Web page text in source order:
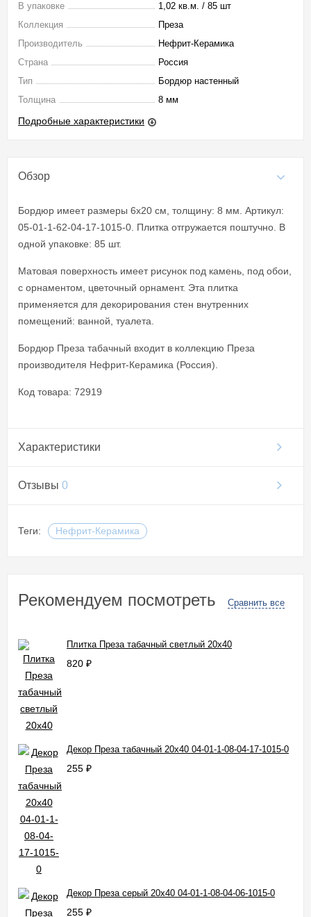
В упаковке
1,02 кв.м. / 85 шт
Коллекция
Преза
Производитель
Нефрит-Керамика
Страна
Россия
Тип
Бордюр настенный
Толщина
8 мм
Подробные характеристики
Обзор
Бордюр имеет размеры 6x20 см, толщину: 8 мм. Артикул:
05-01-1-62-04-17-1015-0. Плитка отгружается поштучно. В
одной упаковке: 85 шт.
Матовая поверхность имеет рисунок под камень, под обои,
с орнаментом, цветочный орнамент. Эта плитка
применяется для декорирования стен внутренних
помещений: ванной, туалета.
Бордюр Преза табачный входит в коллекцию Преза
производителя Нефрит-Керамика (Россия).
Код товара: 72919
Характеристики
Отзывы 0
Теги: Нефрит-Керамика
Рекомендуем посмотреть Сравнить все
Плитка Преза табачный светлый 20x40
820 ₽
Декор Преза табачный 20x40 04-01-1-08-04-17-1015-0
255 ₽
Декор Преза серый 20x40 04-01-1-08-04-06-1015-0
255 ₽